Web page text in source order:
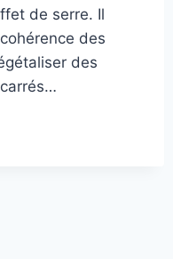
de serre. Il
des
des